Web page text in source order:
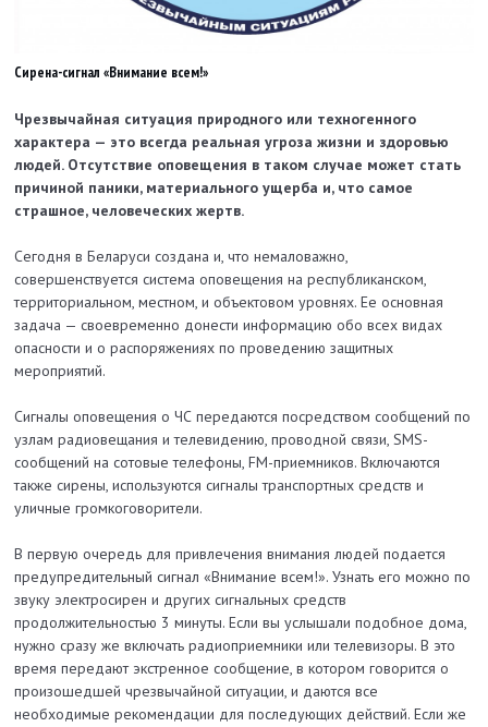
Сирена-сигнал «Внимание всем!»
Чрезвычайная ситуация природного или техногенного
характера — это всегда реальная угроза жизни и здоровью
людей. Отсутствие оповещения в таком случае может стать
причиной паники, материального ущерба и, что самое
страшное, человеческих жертв.
Сегодня в Беларуси создана и, что немаловажно,
совершенствуется система оповещения на республиканском,
территориальном, местном, и объектовом уровнях. Ее основная
задача — своевременно донести информацию обо всех видах
опасности и о распоряжениях по проведению защитных
мероприятий.
Сигналы оповещения о ЧС передаются посредством сообщений по
узлам радиовещания и телевидению, проводной связи, SMS-
сообщений на сотовые телефоны, FM-приемников. Включаются
также сирены, используются сигналы транспортных средств и
уличные громкоговорители.
В первую очередь для привлечения внимания людей подается
предупредительный сигнал «Внимание всем!». Узнать его можно по
звуку электросирен и других сигнальных средств
продолжительностью 3 минуты. Если вы услышали подобное дома,
нужно сразу же включать радиоприемники или телевизоры. В это
время передают экстренное сообщение, в котором говорится о
произошедшей чрезвычайной ситуации, и даются все
необходимые рекомендации для последующих действий. Если же